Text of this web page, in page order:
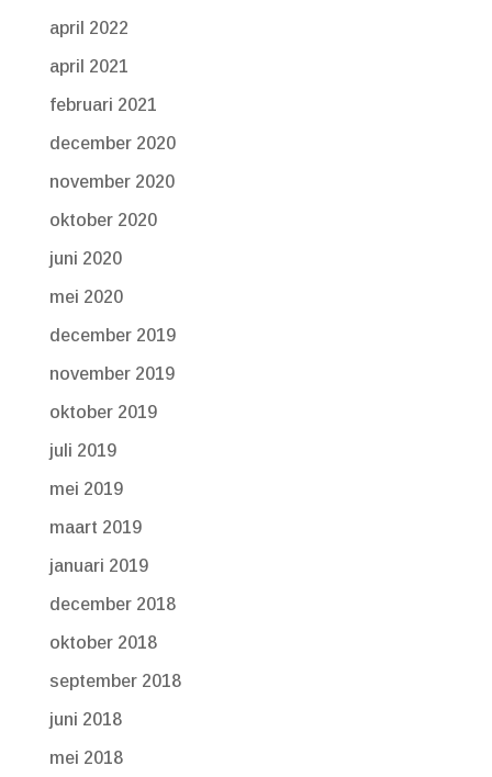
april 2022
april 2021
februari 2021
december 2020
november 2020
oktober 2020
juni 2020
mei 2020
december 2019
november 2019
oktober 2019
juli 2019
mei 2019
maart 2019
januari 2019
december 2018
oktober 2018
september 2018
juni 2018
mei 2018